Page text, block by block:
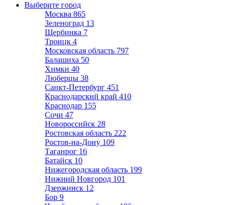
Выберите город
Москва 865
Зеленоград 13
Щербинка 7
Троицк 4
Московская область 797
Балашиха 50
Химки 40
Люберцы 38
Санкт-Петербург 451
Краснодарский край 410
Краснодар 155
Сочи 47
Новороссийск 28
Ростовская область 222
Ростов-на-Дону 109
Таганрог 16
Батайск 10
Нижегородская область 199
Нижний Новгород 101
Дзержинск 12
Бор 9